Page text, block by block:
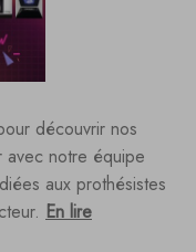
découvrir nos
avec notre équipe
aux prothésistes
En lire